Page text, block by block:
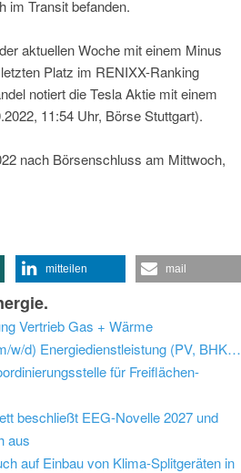
im Transit befanden.
aktuellen Woche mit einem Minus
Platz im RENIXX-Ranking
notiert die Tesla Aktie mit einem
11:54 Uhr, Börse Stuttgart).
nach Börsenschluss am Mittwoch,
mitteilen mail
Vertrieb Gas + Wärme
Stellenangebot heiden associates (Berlin): Bereichsleiter (m/w/d) Energiedienstleistung (PV, BHKW, e-mobility)
für Freiflächen-
beschließt EEG-Novelle 2027 und
aus
auf Einbau von Klima-Splitgeräten in